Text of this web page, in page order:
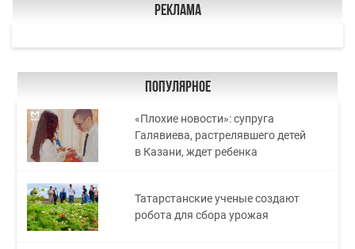
Реклама
Популярное
«Плохие новости»: супруга
Галявиева, растрелявшего детей
в Казани, ждет ребенка
Татарстанские ученые создают
робота для сбора урожая